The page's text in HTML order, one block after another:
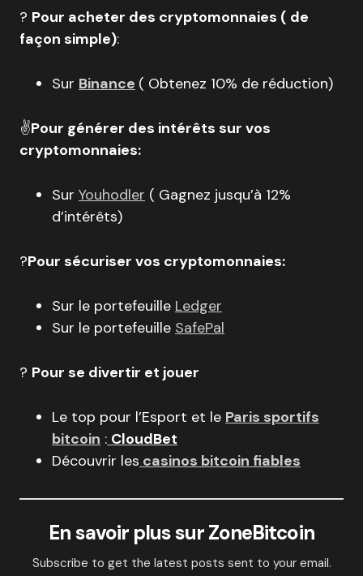
? Pour acheter des cryptomonnaies ( de
façon simple):
Sur Binance ( Obtenez 10% de réduction)
✌️Pour générer des intérêts sur vos
cryptomonnaies:
Sur Youhodler ( Gagnez jusqu’à 12%
d’intérêts)
?Pour sécuriser vos cryptomonnaies:
Sur le portefeuille Ledger
Sur le portefeuille SafePal
? Pour se divertir et jouer
Le top pour l’Esport et le Paris sportifs
bitcoin : CloudBet
Découvrir les casinos bitcoin fiables
En savoir plus sur ZoneBitcoin
Subscribe to get the latest posts sent to your email.